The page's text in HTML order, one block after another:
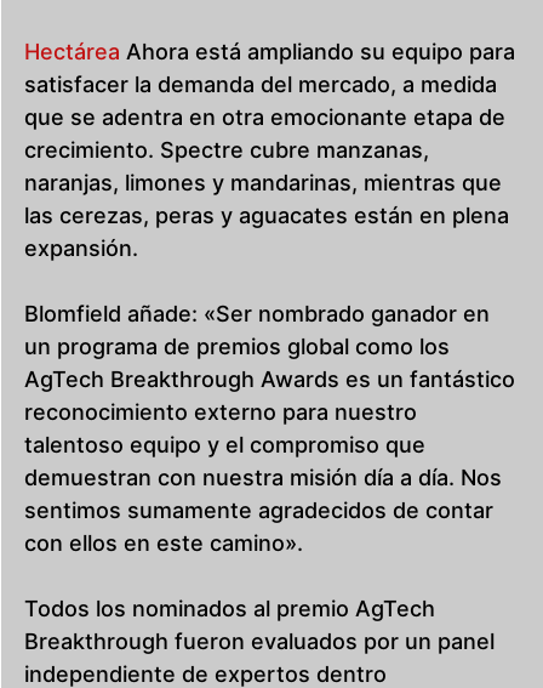
Hectárea Ahora está ampliando su equipo para
satisfacer la demanda del mercado, a medida
que se adentra en otra emocionante etapa de
crecimiento. Spectre cubre manzanas,
naranjas, limones y mandarinas, mientras que
las cerezas, peras y aguacates están en plena
expansión.
Blomfield añade: «Ser nombrado ganador en
un programa de premios global como los
AgTech Breakthrough Awards es un fantástico
reconocimiento externo para nuestro
talentoso equipo y el compromiso que
demuestran con nuestra misión día a día. Nos
sentimos sumamente agradecidos de contar
con ellos en este camino».
Todos los nominados al premio AgTech
Breakthrough fueron evaluados por un panel
independiente de expertos dentro